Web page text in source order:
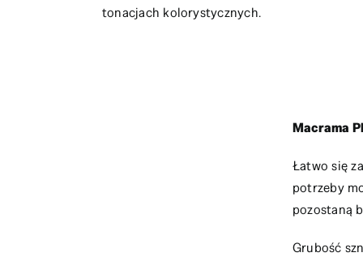
tonacjach kolorystycznych.
Macrama
Łatwo się
potrzeby
pozostaną
Grubość